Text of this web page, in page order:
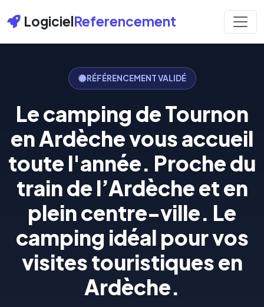
LogicielReferencement
RÉFÉRENCEMENT VALIDÉ
Le camping de Tournon
en Ardèche vous accueil
toute l'année. Proche du
train de l’Ardèche et en
plein centre-ville. Le
camping idéal pour vos
visites touristiques en
Ardèche.